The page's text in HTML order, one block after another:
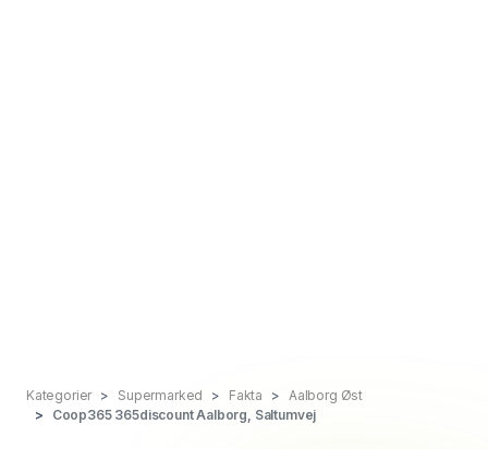
Kategorier Supermarked Fakta
Aalborg Øst
Coop365 365discount Aalborg, Saltumvej